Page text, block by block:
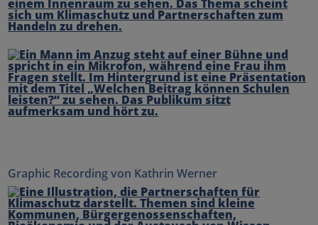
Graphic Recording von Kathrin Werner